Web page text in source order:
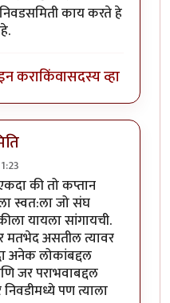
काय करते हे
कराकिंवासदस्य व्हा
रोल ?byचौकटराजा
की तो कप्तान
स्वत:ला जो संघ
यायला सांगायची.
मतभेद असतील त्यावर
अनेक लोकांबद्दल
जर पराभवाबद्दल
पण त्याला